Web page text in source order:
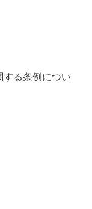
する条例につい